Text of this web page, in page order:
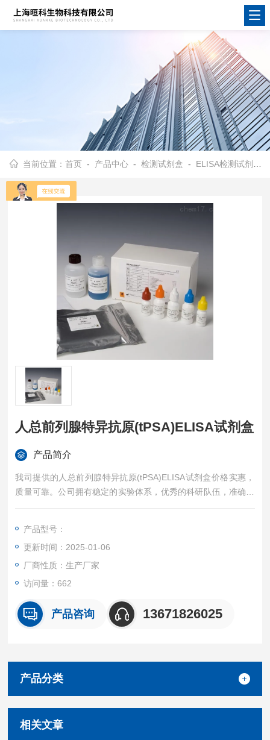
当前位置：首页 - 产品中心 -检测试剂盒 - ELISA检测试剂盒
人总前列腺特异抗原(tPSA)ELISA试剂盒
产品简介
我司提供的人总前列腺特异抗原(tPSA)ELISA试剂盒价格实惠，
质量可靠。公司拥有稳定的实验体系，优秀的科研队伍，准确的
实验结果，是您值得信赖的合作伙伴，凡购买我司的试剂盒产品
产品型号：
更新时间：2025-01-06
厂商性质：生产厂家
访问量：662
产品咨询 13671826025
产品分类
相关文章